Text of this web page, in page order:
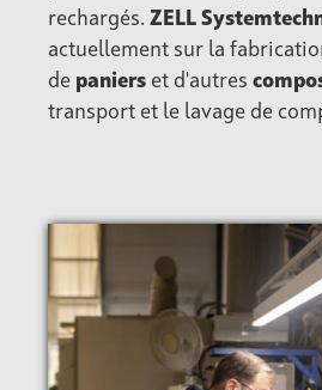
rechargés. ZELL
actuellement sur la
de paniers et d'autres
transport et le lavage de